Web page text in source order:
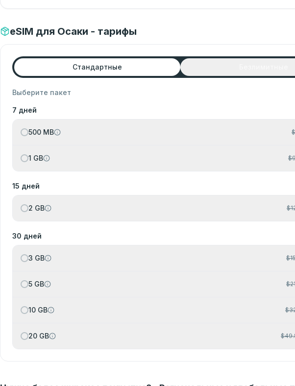
eSIM для Осаки - тарифы
Стандартные
Выберите пакет
7 дней
500 MB $
1 GB $
15 дней
2 GB $
30 дней
3 GB $
5 GB $
10 GB $
20 GB $